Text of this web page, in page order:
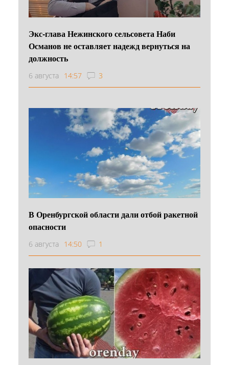
Экс-глава Нежинского сельсовета Наби
Османов не оставляет надежд вернуться на
должность
6 августа 14:57 3
В Оренбургской области дали отбой ракетной
опасности
6 августа 14:50 1